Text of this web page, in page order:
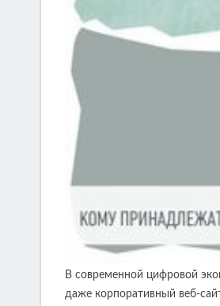
В современной цифровой
даже корпоративный веб-